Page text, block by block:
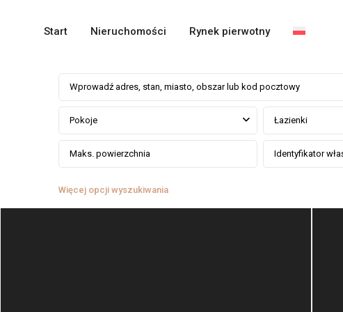
Start Nieruchomości Rynek pierwotny
Pokoje Łazienki
Więcej opcji wyszukiwania